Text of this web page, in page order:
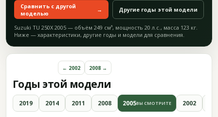
Сравнить с другой
моделью
→ Другие годы этой модели
Suzuki TU 250X 2005 — объём 249 см³, мощность 20 л.с., масса 123 кг.
Ниже — характеристики, другие годы и модели для сравнения.
Годы этой модели
← 2002 2008 →
2019 2014 2011 2008 2005ВЫ СМОТРИТЕ 2002